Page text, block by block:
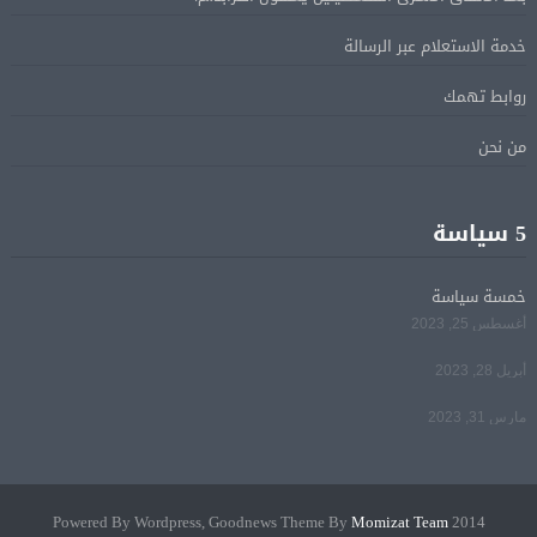
قاسية
الكامل مع اليونان في مواجهة تداعيات حرائق الغابات
الرئيس السيسى يستقبل ملك البحرين فى مطار العلمين
فى زيارة لتعزيز أواصر الأخوة الراسخة بين البلدين
خدمة الاستعلام عبر الرسالة
روابط تهمك
من نحن
5 سياسة
خمسة سياسة
أغسطس 25, 2023
أبريل 28, 2023
مارس 31, 2023
2014 Powered By Wordpress, Goodnews Theme By
Momizat Team